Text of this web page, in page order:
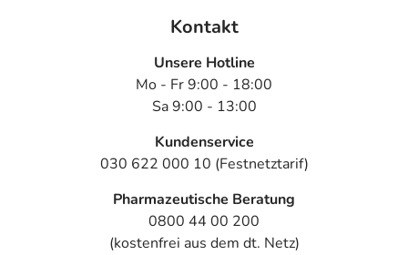
Kontakt
Unsere Hotline
Mo - Fr 9:00 - 18:00
Sa 9:00 - 13:00
Kundenservice
030 622 000 10 (Festnetztarif)
Pharmazeutische Beratung
0800 44 00 200
(kostenfrei aus dem dt. Netz)